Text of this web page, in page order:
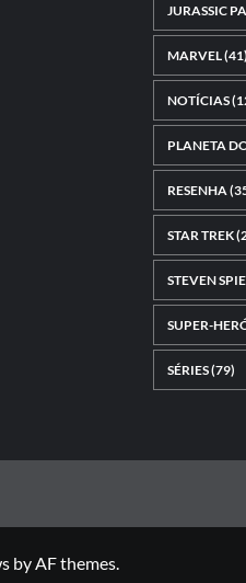
JURASSIC
MARVEL(41)
NOTÍCIAS
PLANETA
RESENHA
STAR TREK
STEVEN
SUPER-
SÉRIES(79)
by AF themes.